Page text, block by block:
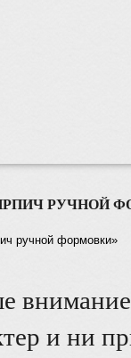
РУЧНОЙ
ручной формовки»
и ни